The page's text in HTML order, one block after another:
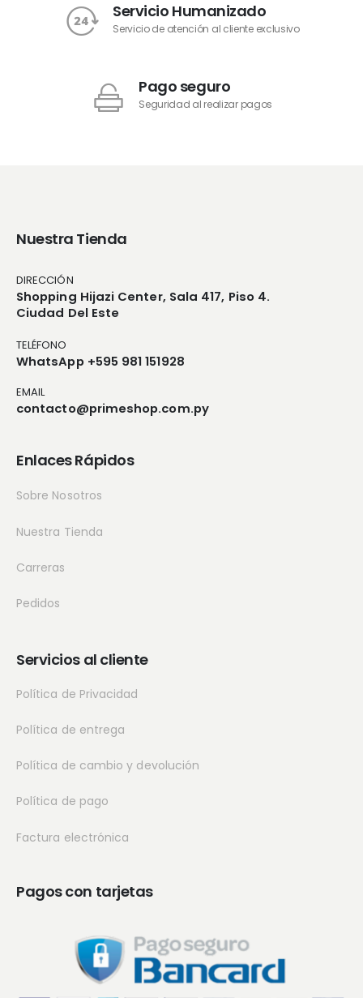
Servicio Humanizado
Servicio de atención al cliente exclusivo
Pago seguro
Seguridad al realizar pagos
Nuestra Tienda
DIRECCIÓN
Shopping Hijazi Center, Sala 417, Piso 4.
Ciudad Del Este
TELÉFONO
WhatsApp +595 981 151928
EMAIL
contacto@primeshop.com.py
Enlaces Rápidos
Sobre Nosotros
Nuestra Tienda
Carreras
Pedidos
Servicios al cliente
Política de Privacidad
Política de entrega
Política de cambio y devolución
Política de pago
Factura electrónica
Pagos con tarjetas